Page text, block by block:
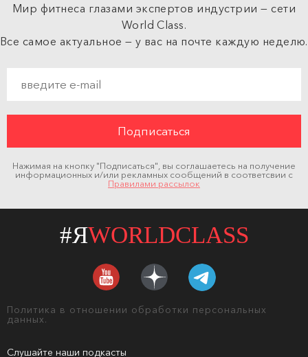
Мир фитнеса глазами экспертов индустрии — сети
World Class.
Все самое актуальное — у вас на почте каждую неделю.
Нажимая на кнопку "Подписаться", вы соглашаетесь на получение
информационных и/или рекламных сообщений в соответсвии с
Правилами рассылок
#ЯWORLDCLASS
Политика в отношении обработки персональных
данных.
Слушайте наши подкасты